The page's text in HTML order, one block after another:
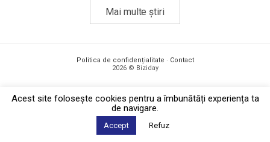
Mai multe știri
Politica de confidențialitate · Contact
2026 © Biziday
Acest site foloseşte cookies pentru a îmbunătăți experiența ta
de navigare.
Accept Refuz